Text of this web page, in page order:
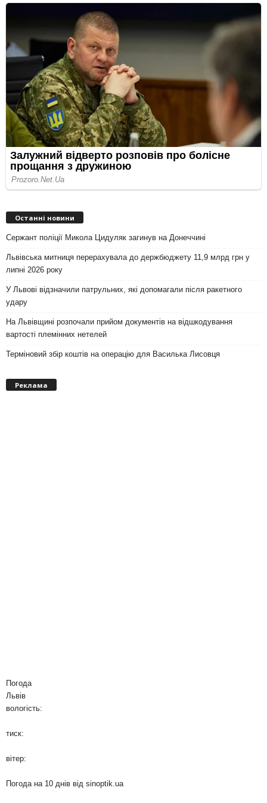
Останні новини
Сержант поліції Микола Цидуляк загинув на Донеччині
Львівська митниця перерахувала до держбюджету 11,9 млрд грн у
липні 2026 року
У Львові відзначили патрульних, які допомагали після ракетного
удару
На Львівщині розпочали прийом документів на відшкодування
вартості племінних нетелей
Терміновий збір коштів на операцію для Василька Лисовця
Реклама
Погода
Львів
вологість:
тиск:
вітер:
Погода на 10 днів від sinoptik.ua